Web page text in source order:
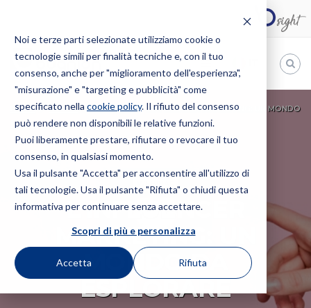
Noi e terze parti selezionate utilizziamo cookie o
tecnologie simili per finalità tecniche e, con il tuo
consenso, anche per "miglioramento dell'esperienza",
"misurazione" e "targeting e pubblicità" come
specificato nella cookie policy. Il rifiuto del consenso
può rendere non disponibili le relative funzioni.
Puoi liberamente prestare, rifiutare o revocare il tuo
consenso, in qualsiasi momento.
Usa il pulsante "Accetta" per acconsentire all'utilizzo di
tali tecnologie. Usa il pulsante "Rifiuta" o chiudi questa
informativa per continuare senza accettare.
Scopri di più e personalizza
Accetta Rifiuta
Bugnion
The
way
HOME EVENTI WEBINAR
L’INFLUENCER MARKETING: UN MONDO
DA ESPLORARE
L’INFLUENCER
MARKETING: UN
MONDO DA
ESPLORARE